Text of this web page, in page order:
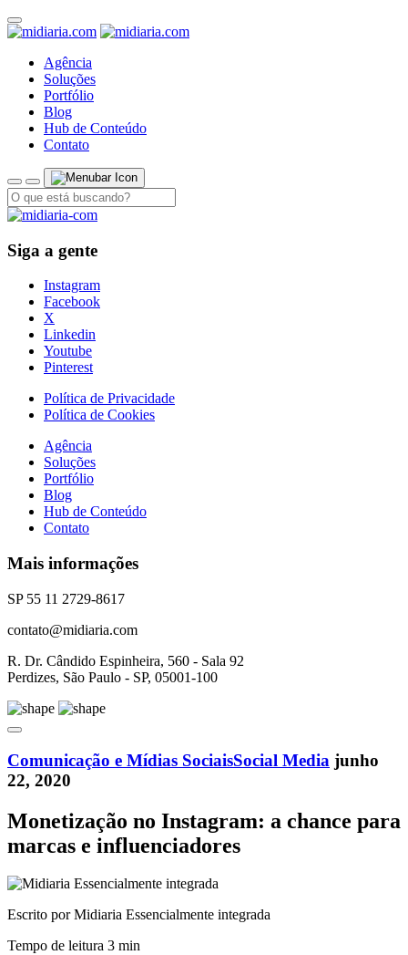
Agência
Soluções
Portfólio
Blog
Hub de Conteúdo
Contato
Siga a gente
Instagram
Facebook
X
Linkedin
Youtube
Pinterest
Política de Privacidade
Política de Cookies
Agência
Soluções
Portfólio
Blog
Hub de Conteúdo
Contato
Mais informações
SP 55 11 2729-8617
contato@midiaria.com
R. Dr. Cândido Espinheira, 560 - Sala 92
Perdizes, São Paulo - SP, 05001-100
Comunicação e Mídias SociaisSocial Media junho
22, 2020
Monetização no Instagram: a chance para
marcas e influenciadores
Escrito por Midiaria Essencialmente integrada
Tempo de leitura 3 min